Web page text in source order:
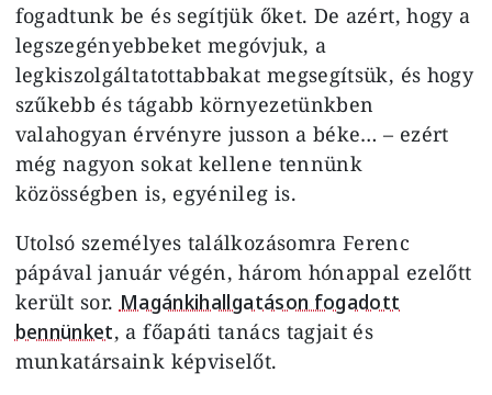
fogadtunk be és segítjük őket. De azért, hogy a
legszegényebbeket megóvjuk, a
legkiszolgáltatottabbakat megsegítsük, és hogy
szűkebb és tágabb környezetünkben
valahogyan érvényre jusson a béke… – ezért
még nagyon sokat kellene tennünk
közösségben is, egyénileg is.
Utolsó személyes találkozásomra Ferenc
pápával január végén, három hónappal ezelőtt
került sor. Magánkihallgatáson fogadott
bennünket, a főapáti tanács tagjait és
munkatársaink képviselőt.